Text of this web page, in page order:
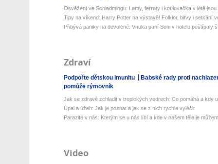
Osvěžení ve Schladmingu: Lamy, ferraty i koulovačka v létě jsou
Tipy na víkend: Harry Potter na výstavě! Folklor, bitvy i setkání
Přibývá paniky na dovolené: Vnuka paní Soni v hotelu poštípaly
Zdraví
Podpořte dětskou imunitu
Babské rady proti
pomůže rýmovník
Jak se zdravě zchladit v tropických vedrech: Co pomáhá a kdy
Úpal a úžeh: Jak je poznat a jak se z nich rychle vyléčit
Parazité v nás: Kterým se u nás líbí a kde v našem těle je
Video